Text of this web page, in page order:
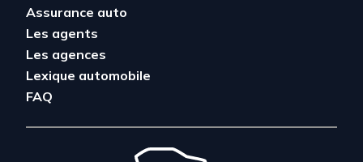
Assurance auto
Les agents
Les agences
Lexique automobile
FAQ